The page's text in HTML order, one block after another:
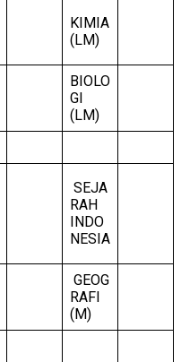
KIMIA
(LM)
BIOLO
GI
(LM)
SEJA
RAH
INDO
NESIA
GEOG
RAFI
(M)